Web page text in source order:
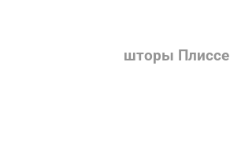
шторы Плиссе